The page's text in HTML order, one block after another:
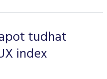
tudhat
index